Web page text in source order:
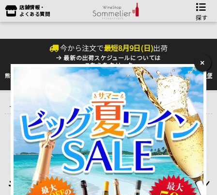
店舗情報・
よくある質問
探す
今から注文で最短8月9日(日)出荷
最新の出荷スケジュールについては
こちらをクリック
熊本地震の影響により九州への配送に遅れが生じております。最新情報は佐川急便
のHP
をご確認下さい。
産地で探す ＞ チリ ＞ヴィニャ・マーティ Vina Marty ＞
セール SER ヴィニャ・マーティ
SER
セール
×